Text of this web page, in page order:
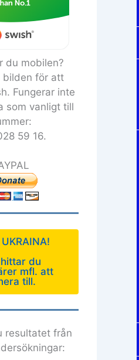
du mobilen?
bilden för att
Fungerar inte
som vanligt till
59 16.
UKRAINA!
du
mfl. att
till.
resultatet från